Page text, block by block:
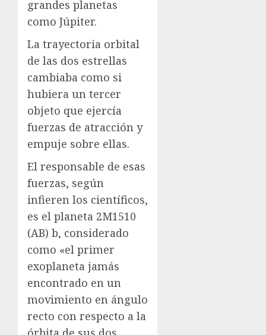
grandes planetas
como Júpiter.
La trayectoria orbital
de las dos estrellas
cambiaba como si
hubiera un tercer
objeto que ejercía
fuerzas de atracción y
empuje sobre ellas.
El responsable de esas
fuerzas, según
infieren los científicos,
es el planeta 2M1510
(AB) b, considerado
como «el primer
exoplaneta jamás
encontrado en un
movimiento en ángulo
recto con respecto a la